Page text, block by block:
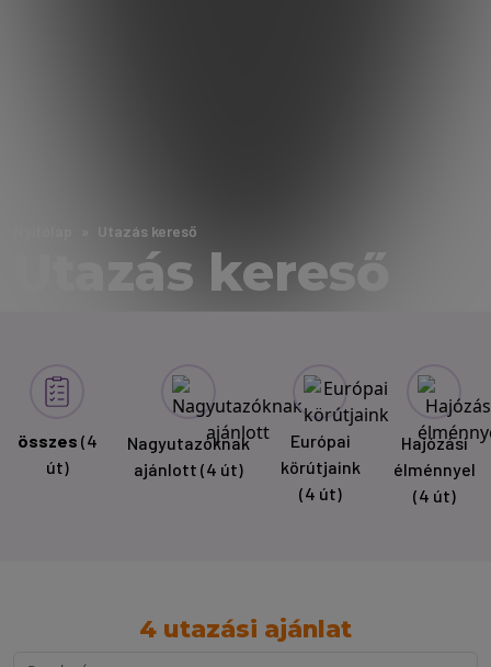
Utazás kereső
Utazás kereső
összes (4
út)
Nagyutazóknak
ajánlott (4 út)
Európai
körútjaink
(4 út)
Hajózási
élménnyel
(4 út)
4 utazási ajánlat